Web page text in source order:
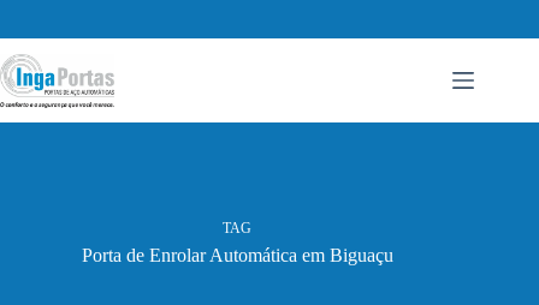
conteúdo
TAG
Porta de Enrolar Automática em Biguaçu